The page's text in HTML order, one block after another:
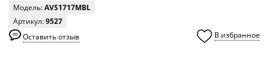
Модель:AVS1717MBL
Артикул:9527
Оставить отзыв
0 В избранное